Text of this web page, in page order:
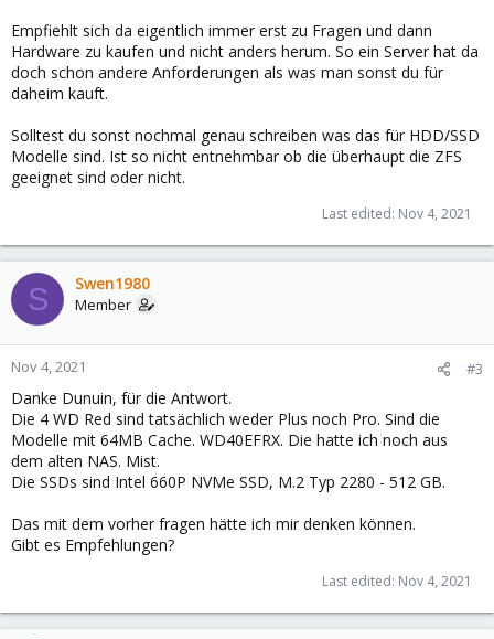
Empfiehlt sich da eigentlich immer erst zu Fragen und dann
Hardware zu kaufen und nicht anders herum. So ein Server hat da
doch schon andere Anforderungen als was man sonst du für
daheim kauft.
Solltest du sonst nochmal genau schreiben was das für HDD/SSD
Modelle sind. Ist so nicht entnehmbar ob die überhaupt die ZFS
geeignet sind oder nicht.
Last edited: Nov 4, 2021
S Swen1980
Member
Nov 4, 2021 #3
Danke Dunuin, für die Antwort.
Die 4 WD Red sind tatsächlich weder Plus noch Pro. Sind die
Modelle mit 64MB Cache. WD40EFRX. Die hatte ich noch aus
dem alten NAS. Mist.
Die SSDs sind Intel 660P NVMe SSD, M.2 Typ 2280 - 512 GB.
Das mit dem vorher fragen hätte ich mir denken können.
Gibt es Empfehlungen?
Last edited: Nov 4, 2021